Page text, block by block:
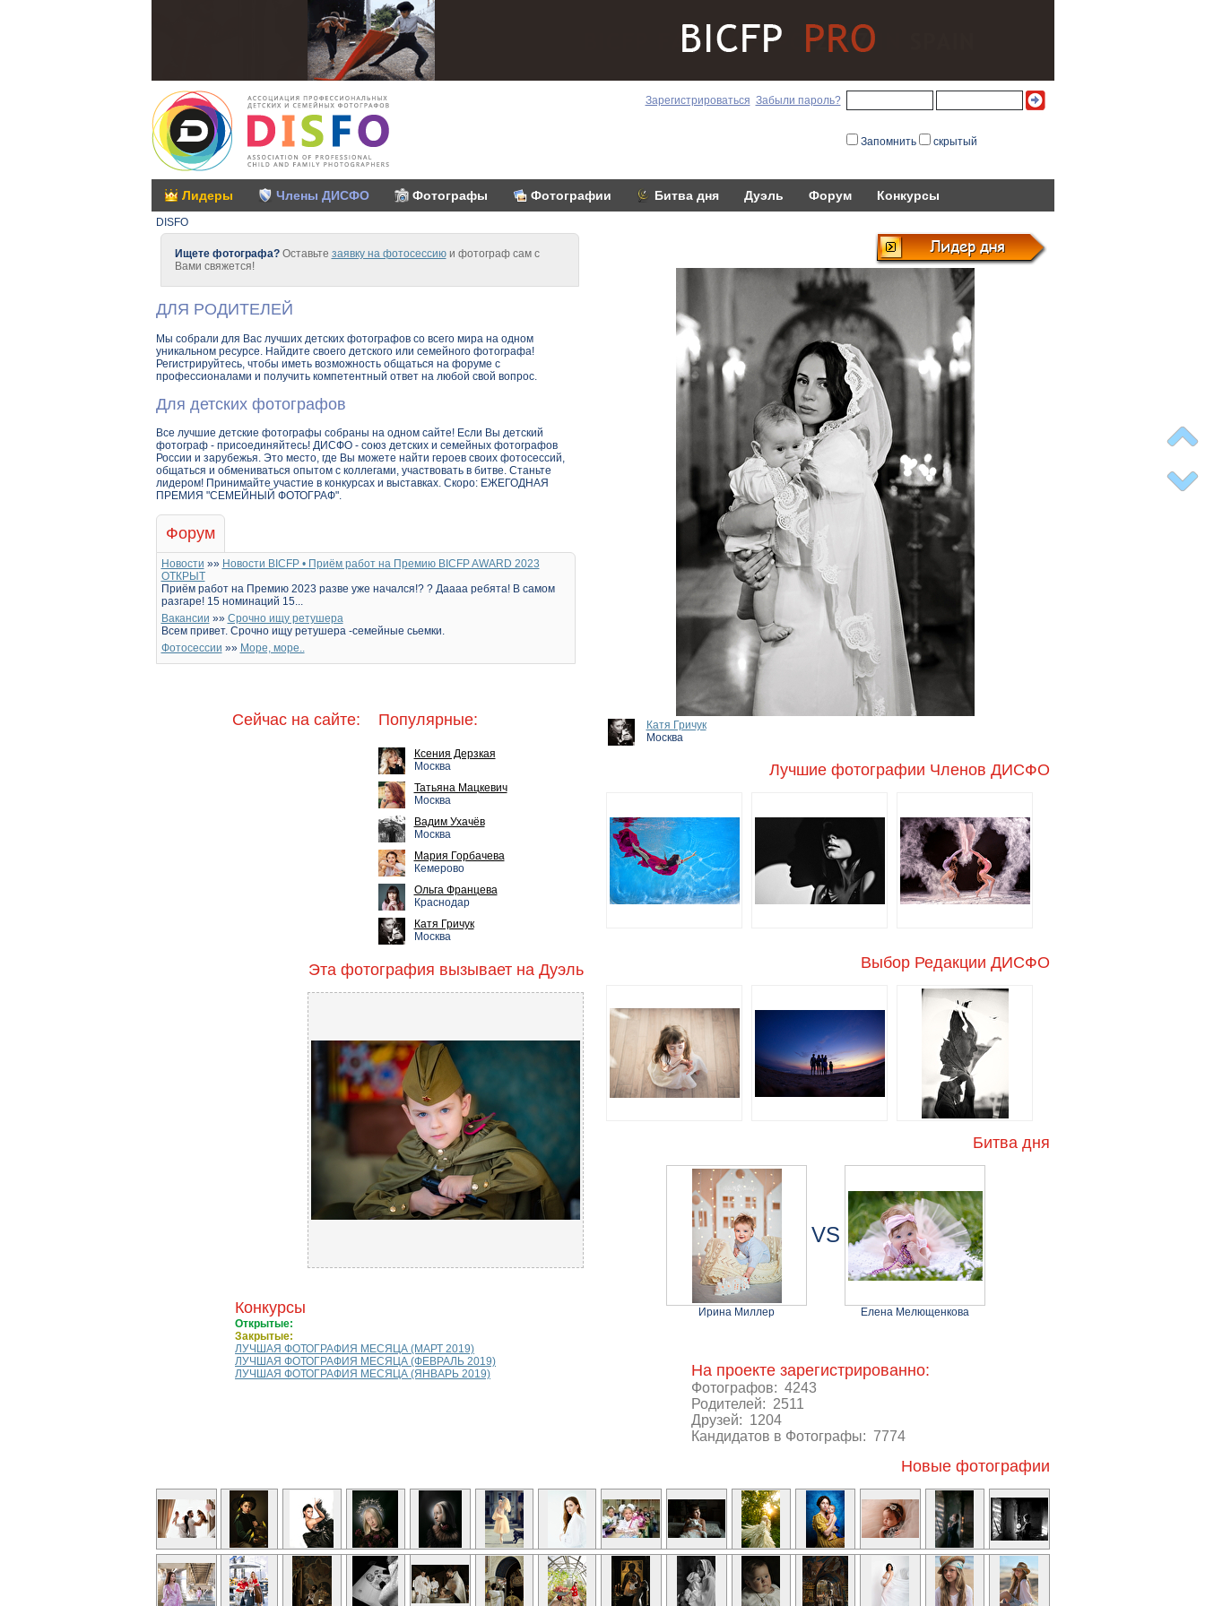
Зарегистрироваться Забыли пароль?
Запомнить скрытый
Лидеры Члены ДИСФО Фотографы Фотографии Битва дня Дуэль Форум Конкурсы
DISFO
Ищете фотографа? Оставьте заявку на фотосессиюи фотограф сам с
Вами свяжется!
ДЛЯ РОДИТЕЛЕЙ
Мы собрали для Вас лучших детских фотографов со всего мира на одном
уникальном ресурсе. Найдите своего детского или семейного фотографа!
Регистрируйтесь, чтобы иметь возможность общаться на форуме с
профессионалами и получить компетентный ответ на любой свой вопрос.
Для детских фотографов
Все лучшие детские фотографы собраны на одном сайте! Если Вы детский
фотограф - присоединяйтесь! ДИСФО - союз детских и семейных фотографов
России и зарубежья. Это место, где Вы можете найти героев своих фотосессий,
общаться и обмениваться опытом с коллегами, участвовать в битве. Станьте
лидером! Принимайте участие в конкурсах и выставках. Скоро: ЕЖЕГОДНАЯ
ПРЕМИЯ "СЕМЕЙНЫЙ ФОТОГРАФ".
Форум
Новоcти »» Новости BICFP • Приём работ на Премию BICFP AWARD 2023
ОТКРЫТ
Приём работ на Премию 2023 разве уже начался!? ? Даааа ребята! В самом
разгаре! 15 номинаций 15...
Вакансии »» Срочно ищу ретушера
Всем привет. Срочно ищу ретушера -семейные сьемки.
Фотосессии »» Море, море..
Сейчас на сайте: Популярные:
Ксения Дерзкая
Москва
Татьяна Мацкевич
Москва
Вадим Ухачёв
Москва
Мария Горбачева
Кемерово
Ольга Францева
Краснодар
Катя Гричук
Москва
Эта фотография вызывает на Дуэль
Конкурсы
Открытые:
Закрытые:
ЛУЧШАЯ ФОТОГРАФИЯ МЕСЯЦА (МАРТ 2019)
ЛУЧШАЯ ФОТОГРАФИЯ МЕСЯЦА (ФЕВРАЛЬ 2019)
ЛУЧШАЯ ФОТОГРАФИЯ МЕСЯЦА (ЯНВАРЬ 2019)
Катя Гричук
Москва
Лучшие фотографии Членов ДИСФО
Выбор Редакции ДИСФО
Битва дня
VS
Ирина Миллер Елена Мелющенкова
На проекте зарегистрированно:
Фотографов: 4243
Родителей: 2511
Друзей: 1204
Кандидатов в Фотографы: 7774
Новые фотографии